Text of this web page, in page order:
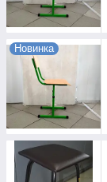
Новинка